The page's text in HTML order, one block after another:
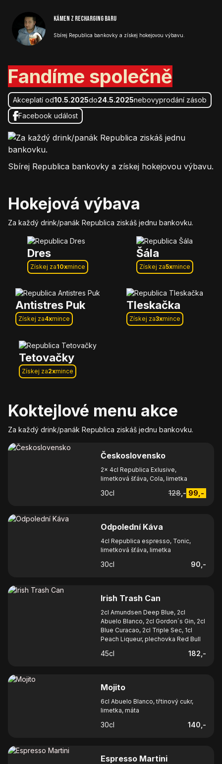
Sbírej Republica bankovky a získej hokejovou výbavu.
Kámen z Recharging baru
Fandíme společně
Akceplatí od10.5.2025do24.5.2025nebovyprodání zásob
Facebook událost
Sbírej Republica bankovky a získej hokejovou výbavu.
Hokejová výbava
Za každý drink/panák Republica ziskáš jednu bankovku.
Dres
Získej za10xmince
Šála
Získej za5xmince
Antistres Puk
Získej za4xmince
Tleskačka
Získej za3xmince
Tetovačky
Získej za2xmince
Koktejlové menu akce
Za každý drink/panák Republica ziskáš jednu bankovku.
Československo
2x 4cl Republica Exlusive,
limetková šťáva, Cola, limetka
30cl 128,- 99 ,-
Odpolední Káva
4cl Republica espresso, Tonic,
limetková šťáva, limetka
30cl 90 ,-
Irish Trash Can
2cl Amundsen Deep Blue, 2cl
Abuelo Blanco, 2cl Gordon´s Gin, 2cl
Blue Curacao, 2cl Triple Sec, 1cl
Peach Liqueur, plechovka Red Bull
45cl 182 ,-
Mojito
6cl Abuelo Blanco, třtinový cukr,
limetka, máta
30cl 140 ,-
Espresso Martini